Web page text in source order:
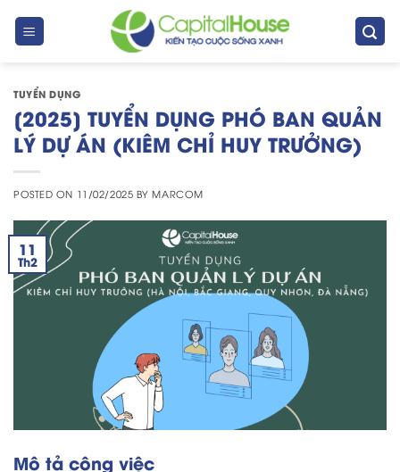
TUYỂN DỤNG
[2025] TUYỂN DỤNG PHÓ BAN QUẢN
LÝ DỰ ÁN (KIÊM CHỈ HUY TRƯỞNG)
POSTED ON 11/02/2025 BYMARCOM
11
Th2
Mô tả công việc